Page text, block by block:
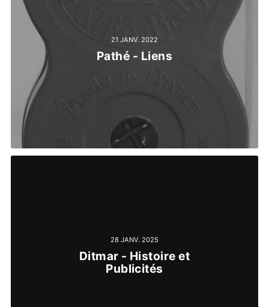
21 JANV. 2022
Pathé - Liens
28 JANV. 2025
Ditmar - Histoire et
Publicités